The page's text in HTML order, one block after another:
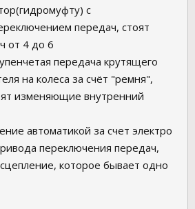
с
передач, стоят
от 4 до 6
передача крутящего
на колеса за счёт "ремня",
изменяющие внутренний
автоматикой за счет электро
переключения передач,
которое бывает одно